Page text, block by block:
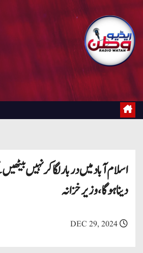
اسلام آباد میں دربار لگا کر نہیں
دینا ہو گا ، وزیر خزانہ
DEC 29, 2024